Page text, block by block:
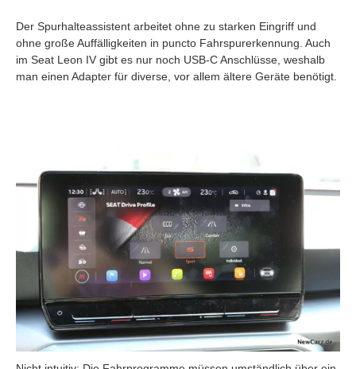
Der Spurhalteassistent arbeitet ohne zu starken Eingriff und
ohne große Auffälligkeiten in puncto Fahrspurerkennung. Auch
im Seat Leon IV gibt es nur noch USB-C Anschlüsse, weshalb
man einen Adapter für diverse, vor allem ältere Geräte benötigt.